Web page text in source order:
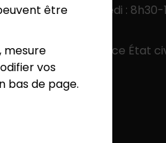
être
mesure
vos
bas de page.
jeudi, vendredi : 8h30-
9h-12h pour le service État